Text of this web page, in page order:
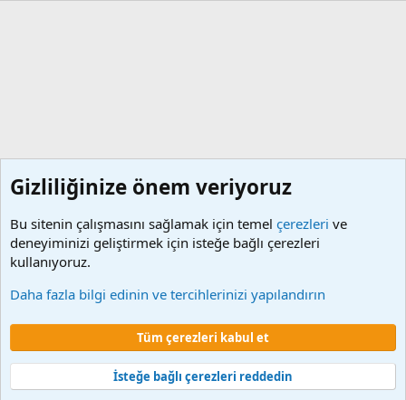
Çerezler
Şartlar ve kurallar
Gizlilik politikası Yardım Ana sayfa
Community platform by XenForo © 2010-2024 XenForo Ltd.
Türkçe yama 🇹🇷 [XGT] Yazılım ve web hizmetleri 2014-2024
Gizliliğinize önem veriyoruz
Bu sitenin çalışmasını sağlamak için temel çerezleri ve
deneyiminizi geliştirmek için isteğe bağlı çerezleri
kullanıyoruz.
Daha fazla bilgi edinin ve tercihlerinizi yapılandırın
Tüm çerezleri kabul et
İsteğe bağlı çerezleri reddedin